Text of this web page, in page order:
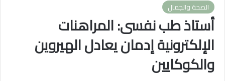
الصحة والجمال
أستاذ طب نفسى: المراهنات
الإلكترونية إدمان يعادل الهيروين
والكوكايين